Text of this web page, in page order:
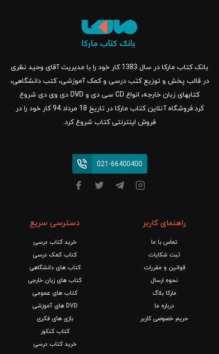
بانک کتاب مارکا در سال 1383 کار خود را با مدیریت آقای وحید نظری
در قالب پخش و توزیع کتب درسی و کمک آموزشی، کتب دانشگاهی،
کتابهای زبان خارجه، انواع CD سی دی و DVD دی وی دی شروع
کرد.فروشگاه آنلاین کتاب مارکا در تاریخ 18 مرداد 94 کار خود را در
فروش اینترنتی کتاب شروع کرد.
021-66400400
راهنمای کاربر
تماس با ما
ثبت شکایات
قوانین و مقررات
نحوه ارسال
مارکا بلاگ
درباره ما
حریم خصوصی کاربر
دسترسی سریع
خرید کتاب درسی
کتاب کمک درسی
کتاب های دانشگاهی
کتاب های زبان خارجی
کتاب های عمومی
DVD های آموزشی
بازی های فکری
کتاب کنکور
خرید کتاب درسی